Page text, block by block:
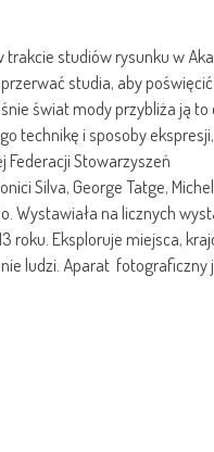
trakcie studiów rysunku w
studia, aby
świat mody przybliża ją to
technikę i sposoby ekspresji,
Federacji Stowarzyszeń
Silva, George Tatge,
Wystawiała na licznych
roku. Eksploruje miejsca,
ludzi. Aparat fotograficzny